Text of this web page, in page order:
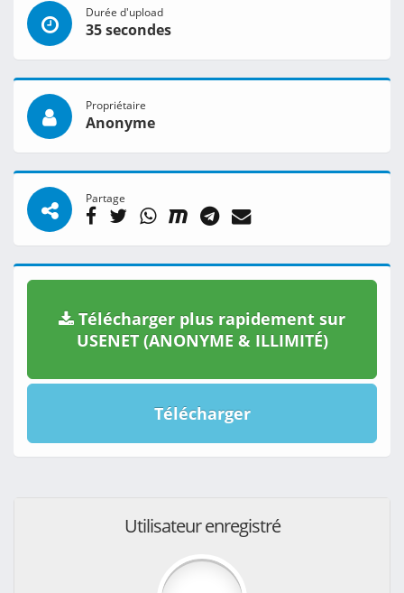
Durée d'upload
35 secondes
Propriétaire
Anonyme
Partage
Télécharger plus rapidement sur
USENET (ANONYME & ILLIMITÉ)
Télécharger
Utilisateur enregistré